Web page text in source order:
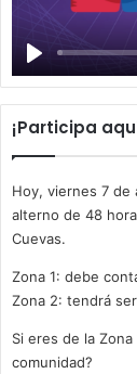
¡Participa
Hoy, viernes 7 de
alterno de 48
Cuevas.
Zona 1: debe
Zona 2: tendrá
Si eres de la
comunidad?